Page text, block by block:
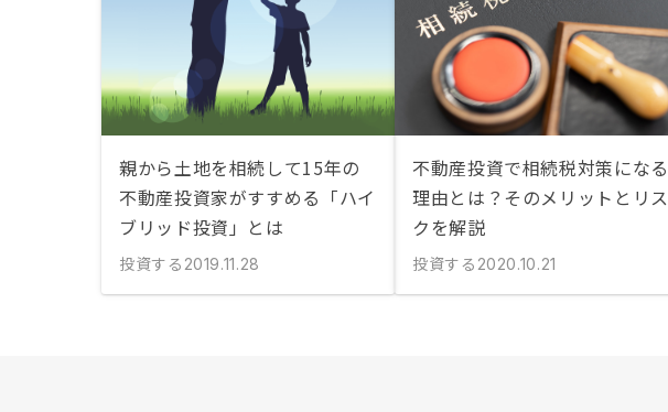
親から土地を相続して15年の
不動産投資家がすすめる「ハイ
ブリッド投資」とは
投資する 2019.11.28
不動産投資で相続税対策になる
理由とは？そのメリットとリス
クを解説
投資する 2020.10.21